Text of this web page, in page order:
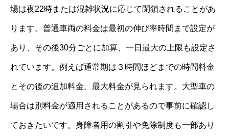
場は夜22時または混雑状況に応じて閉鎖されることがあ
ります。普通車両の料金は最初の伸び率時間まで設定が
あり、その後30分ごとに加算、一日最大の上限も設定さ
れています。例えば通常期は３時間ほどまでの時間料金
とその後の追加料金、最大料金が見られます。大型車の
場合は別料金が適用されることがあるので事前に確認し
ておきたいです。身障者用の割引や免除制度も一部あり